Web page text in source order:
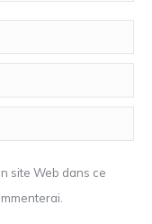
site Web dans ce